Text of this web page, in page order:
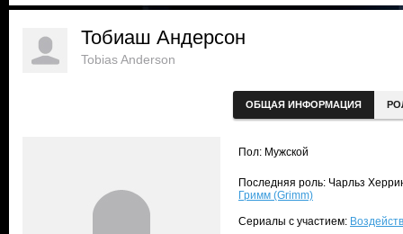
Тобиаш Андерсон
Tobias Anderson
ОБЩАЯ ИНФОРМАЦИЯ
Пол: Мужской
Последняя роль: Чарльз
Гримм (Grimm)
Сериалы с участием: